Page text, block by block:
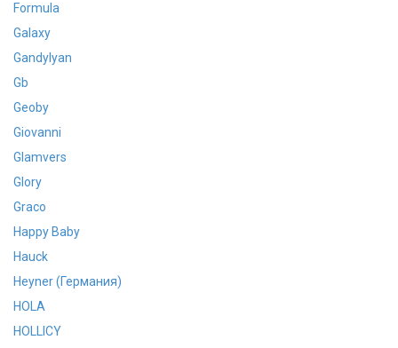
Formula
Galaxy
Gandylyan
Gb
Geoby
Giovanni
Glamvers
Glory
Graco
Happy Baby
Hauck
Heyner (Германия)
HOLA
HOLLICY